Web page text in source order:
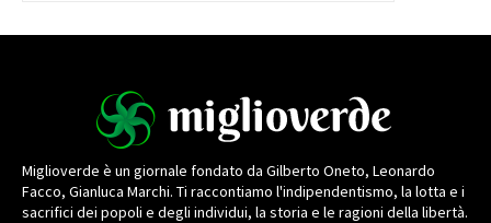
Miglioverde è un giornale fondato da Gilberto Oneto, Leonardo
Facco, Gianluca Marchi. Ti raccontiamo l'indipendentismo, la lotta e i
sacrifici dei popoli e degli individui, la storia e le ragioni della libertà.